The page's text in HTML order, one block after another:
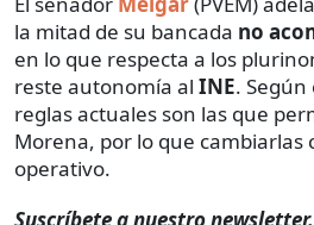
la mitad de su bancada no
en lo que respecta a los
reste autonomía al INE. Según
reglas actuales son las que
Morena, por lo que cambiarlas
operativo.